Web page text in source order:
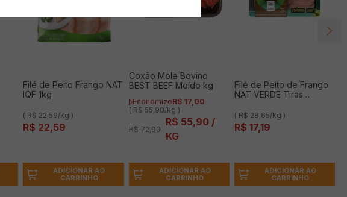
Filé de Peito Frango NAT
IQF 1kg
( R$ 22,59/kg )
R$ 22,59
ADICIONAR AO
CARRINHO
Coxão Mole Bovino
BEST BEEF Moído kg
EconomizeR$ 17,00
( R$ 55,90/kg )
R$ 72,90
R$ 55,90/
KG
ADICIONAR AO
CARRINHO
Filé de Peito de Frango
NAT VERDE Tiras
( R$ 28,65/kg )
R$ 17,19
ADICIONAR AO
CARRINHO